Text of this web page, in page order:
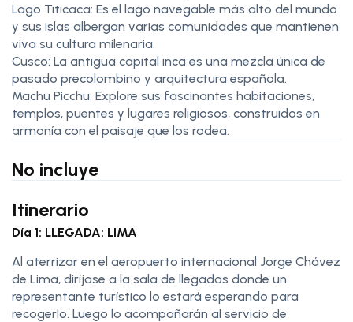
Lago Titicaca: Es el lago navegable más alto del mundo
y sus islas albergan varias comunidades que mantienen
viva su cultura milenaria.
Cusco: La antigua capital inca es una mezcla única de
pasado precolombino y arquitectura española.
Machu Picchu: Explore sus fascinantes habitaciones,
templos, puentes y lugares religiosos, construidos en
armonía con el paisaje que los rodea.
No incluye
Itinerario
Día 1: LLEGADA: LIMA
Al aterrizar en el aeropuerto internacional Jorge Chávez
de Lima, diríjase a la sala de llegadas donde un
representante turístico lo estará esperando para
recogerlo. Luego lo acompañarán al servicio de